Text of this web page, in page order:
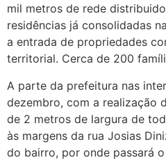
mil metros de rede
residências já consolidadas
a entrada de propriedades
territorial. Cerca de 200
A parte da prefeitura nas
dezembro, com a realização
de 2 metros de largura de
às margens da rua Josias
do bairro, por onde passará